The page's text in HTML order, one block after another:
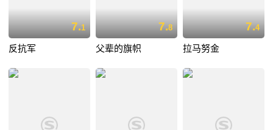
7.1
反抗军
7.8
父辈的旗帜
7.4
拉马努金